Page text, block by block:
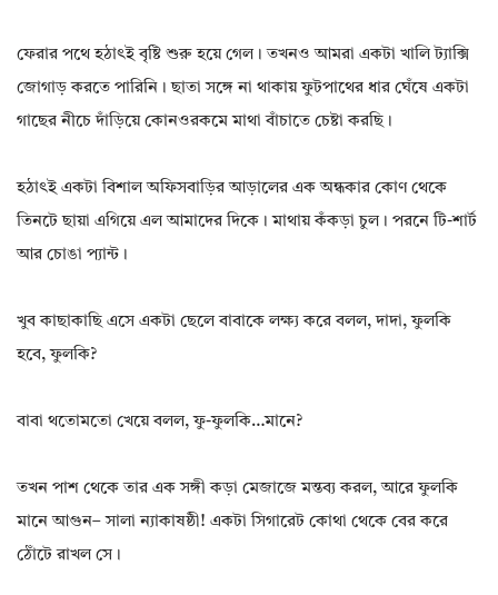
ফেরার পথে হঠাৎই বৃষ্টি শুরু হয়ে গেল। তখনও আমরা একটা খালি ট্যাক্সি
জোগাড় করতে পারিনি। ছাতা সঙ্গে না থাকায় ফুটপাথের ধার ঘেঁষে একটা
গাছের নীচে দাঁড়িয়ে কোনওরকমে মাথা বাঁচাতে চেষ্টা করছি।
হঠাৎই একটা বিশাল অফিসবাড়ির আড়ালের এক অন্ধকার কোণ থেকে
তিনটে ছায়া এগিয়ে এল আমাদের দিকে। মাথায় কঁকড়া চুল। পরনে টি-শার্ট
আর চোঙা প্যান্ট।
খুব কাছাকাছি এসে একটা ছেলে বাবাকে লক্ষ্য করে বলল, দাদা, ফুলকি
হবে, ফুলকি?
বাবা থতোমতো খেয়ে বলল, ফু-ফুলকি…মানে?
তখন পাশ থেকে তার এক সঙ্গী কড়া মেজাজে মন্তব্য করল, আরে ফুলকি
মানে আগুন– সালা ন্যাকাষষ্ঠী! একটা সিগারেট কোথা থেকে বের করে
ঠোঁটে রাখল সে।